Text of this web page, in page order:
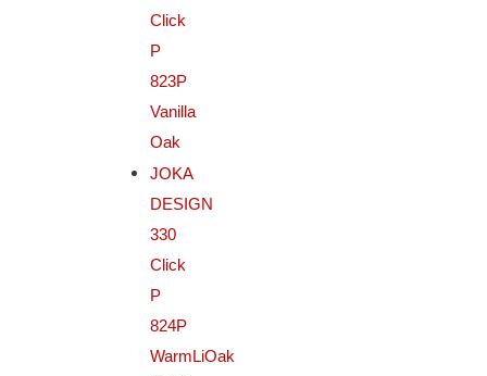
Click
P
823P
Vanilla
Oak
JOKA
DESIGN
330
Click
P
824P
WarmLiOak